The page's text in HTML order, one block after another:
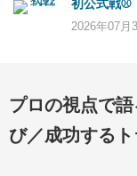
初公式戦⚾
2026年07月
プロの視点で
び／成功する